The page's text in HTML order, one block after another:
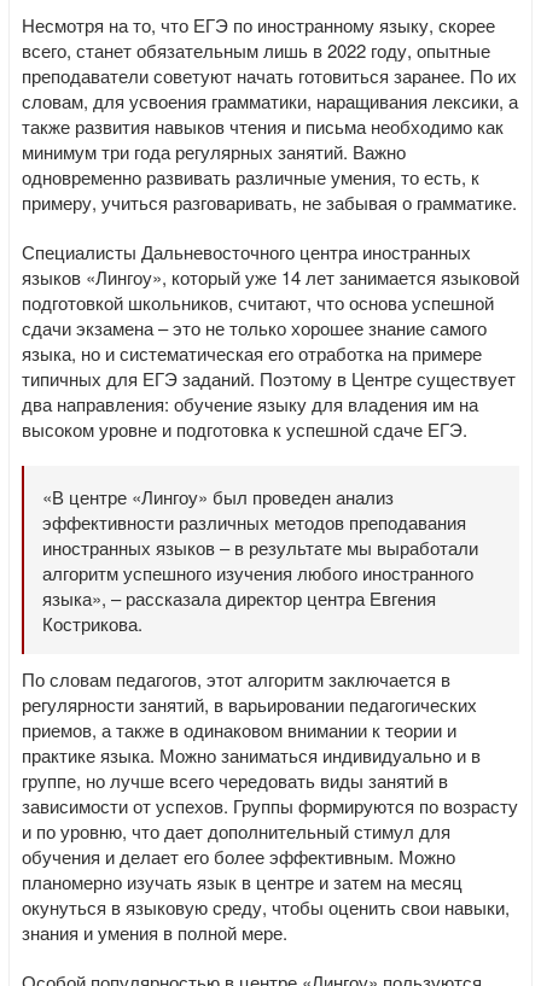
Несмотря на то, что ЕГЭ по иностранному языку, скорее
всего, станет обязательным лишь в 2022 году, опытные
преподаватели советуют начать готовиться заранее. По их
словам, для усвоения грамматики, наращивания лексики, а
также развития навыков чтения и письма необходимо как
минимум три года регулярных занятий. Важно
одновременно развивать различные умения, то есть, к
примеру, учиться разговаривать, не забывая о грамматике.
Специалисты Дальневосточного центра иностранных
языков «Лингоу», который уже 14 лет занимается языковой
подготовкой школьников, считают, что основа успешной
сдачи экзамена – это не только хорошее знание самого
языка, но и систематическая его отработка на примере
типичных для ЕГЭ заданий. Поэтому в Центре существует
два направления: обучение языку для владения им на
высоком уровне и подготовка к успешной сдаче ЕГЭ.
«В центре «Лингоу» был проведен анализ
эффективности различных методов преподавания
иностранных языков – в результате мы выработали
алгоритм успешного изучения любого иностранного
языка», – рассказала директор центра Евгения
Кострикова.
По словам педагогов, этот алгоритм заключается в
регулярности занятий, в варьировании педагогических
приемов, а также в одинаковом внимании к теории и
практике языка. Можно заниматься индивидуально и в
группе, но лучше всего чередовать виды занятий в
зависимости от успехов. Группы формируются по возрасту
и по уровню, что дает дополнительный стимул для
обучения и делает его более эффективным. Можно
планомерно изучать язык в центре и затем на месяц
окунуться в языковую среду, чтобы оценить свои навыки,
знания и умения в полной мере.